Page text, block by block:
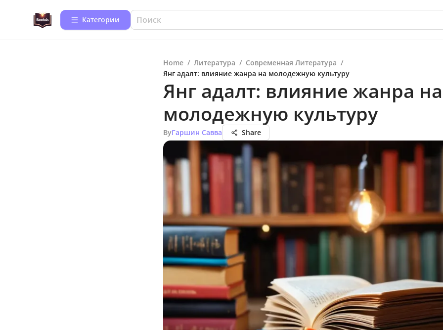
Категории
Home / Литература / Современная Литература /
Янг адалт: влияние жанра на молодежную культуру
Янг адалт: влияние жанра на
молодежную культуру
ByГаршин Савва Share